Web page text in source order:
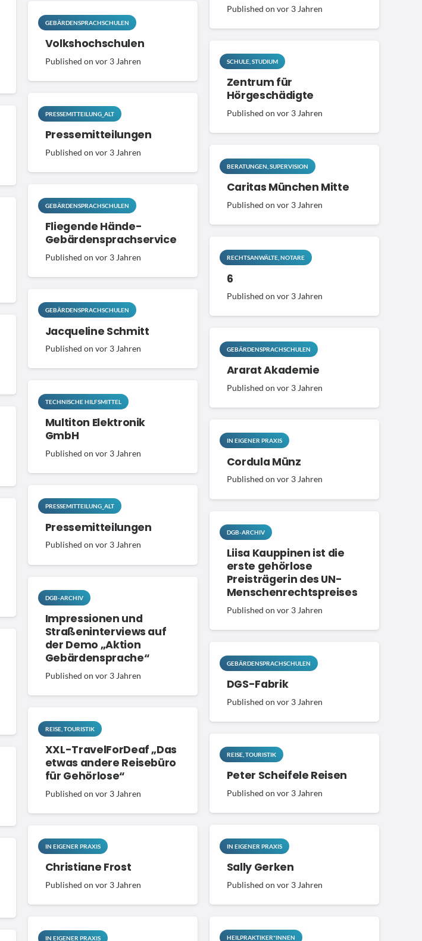
Published on vor 3 Jahren
GEBÄRDENSPRACHSCHULEN
Volkshochschulen
Published on vor 3 Jahren SCHULE, STUDIUM
Zentrum für
Hörgeschädigte
Published on vor 3 Jahren
PRESSEMITTEILUNG_ALT
Pressemitteilungen
Published on vor 3 Jahren
BERATUNGEN, SUPERVISION
Caritas München Mitte
Published on vor 3 Jahren
GEBÄRDENSPRACHSCHULEN
Fliegende Hände-
Gebärdensprachservice
Published on vor 3 Jahren RECHTSANWÄLTE, NOTARE
6
Published on vor 3 Jahren
GEBÄRDENSPRACHSCHULEN
Jacqueline Schmitt
Published on vor 3 Jahren GEBÄRDENSPRACHSCHULEN
Ararat Akademie
Published on vor 3 Jahren
TECHNISCHE HILFSMITTEL
Multiton Elektronik
GmbH
Published on vor 3 Jahren
IN EIGENER PRAXIS
Cordula Münz
Published on vor 3 Jahren
PRESSEMITTEILUNG_ALT
Pressemitteilungen
Published on vor 3 Jahren
DGB-ARCHIV
Liisa Kauppinen ist die
erste gehörlose
Preisträgerin des UN-
Menschenrechtspreises
Published on vor 3 Jahren
DGB-ARCHIV
Impressionen und
Straßeninterviews auf
der Demo „Aktion
Gebärdensprache“
Published on vor 3 Jahren
GEBÄRDENSPRACHSCHULEN
DGS-Fabrik
Published on vor 3 Jahren
REISE, TOURISTIK
XXL-TravelForDeaf „Das
etwas andere Reisebüro
für Gehörlose“
Published on vor 3 Jahren
REISE, TOURISTIK
Peter Scheifele Reisen
Published on vor 3 Jahren
IN EIGENER PRAXIS
Sally Gerken
Published on vor 3 Jahren
IN EIGENER PRAXIS
Christiane Frost
Published on vor 3 Jahren
HEILPRAKTIKER*INNEN
IN EIGENER PRAXIS